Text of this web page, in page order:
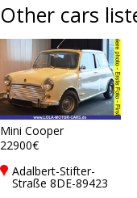
Other cars
Mini Cooper
22900€
Adalbert-Stifter-
Straße 8DE-89423